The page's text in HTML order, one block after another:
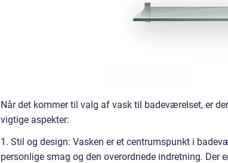
Når det kommer til valg af vask til badeværelset, er
vigtige aspekter:
1. Stil og design: Vasken er et centrumspunkt i
personlige smag og den overordnede indretning. Der